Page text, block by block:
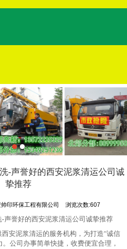
-声誉好的西安泥浆清运公司诚
挚推荐
印环保工程有限公司 浏览次数:607
声誉好的西安泥浆清运公司诚挚推荐
安泥浆清运的服务机构，为打造“诚信
公司办事简单快捷，收费便宜合理，